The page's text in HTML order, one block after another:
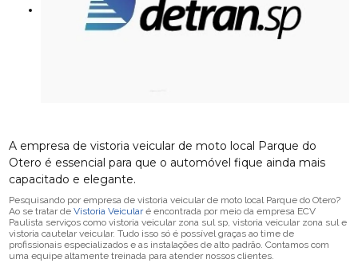
A empresa de vistoria veicular de moto local Parque do
Otero é essencial para que o automóvel fique ainda mais
capacitado e elegante.
Pesquisando por empresa de vistoria veicular de moto local Parque do Otero?
Ao se tratar deVistoria Veicularé encontrada por meio da empresa ECV
Paulista serviços como vistoria veicular zona sul sp, vistoria veicular zona sul e
vistoria cautelar veicular. Tudo isso só é possível graças ao time de
profissionais especializados e as instalações de alto padrão. Contamos com
uma equipe altamente treinada para atender nossos clientes.